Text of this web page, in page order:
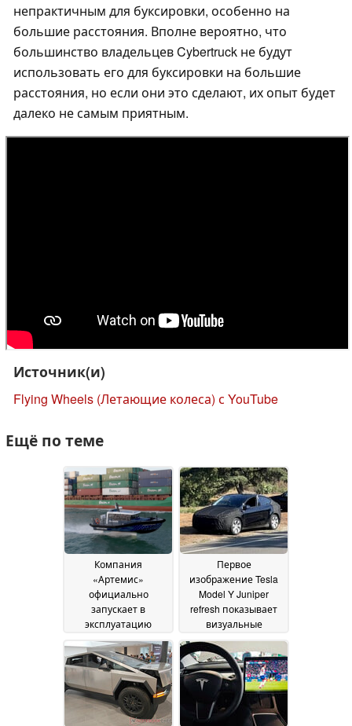
непрактичным для буксировки, особенно на
большие расстояния. Вполне вероятно, что
большинство владельцев Cybertruck не будут
использовать его для буксировки на большие
расстояния, но если они это сделают, их опыт будет
далеко не самым приятным.
Источник(и)
Flying Wheels (Летающие колеса) с YouTube
Ещё по теме
Компания
«Артемис»
официально
запускает в
эксплуатацию
пилотные катера на
гидрокрыльях с
электрическим
приводом29 June 2026
Первое
изображение Tesla
Model Y Juniper
refresh показывает
визуальные
обновления и
намекает на скорый
выпуск08 July 2024